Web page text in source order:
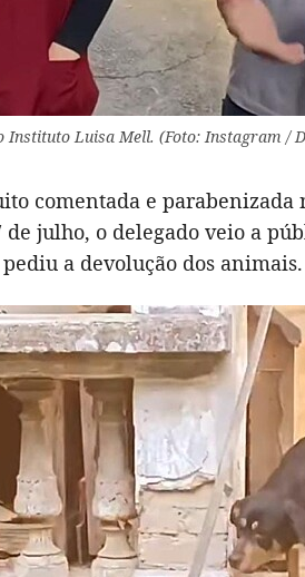
Instituto Luisa Mell. (Foto: Instagram /
comentada e parabenizada
de julho, o delegado veio a
a devolução dos animais.